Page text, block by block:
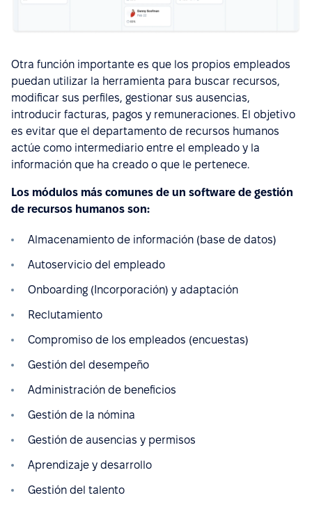
Otra función importante es que los propios empleados
puedan utilizar la herramienta para buscar recursos,
modificar sus perfiles, gestionar sus ausencias,
introducir facturas, pagos y remuneraciones. El objetivo
es evitar que el departamento de recursos humanos
actúe como intermediario entre el empleado y la
información que ha creado o que le pertenece.
Los módulos más comunes de un software de gestión
de recursos humanos son:
Almacenamiento de información (base de datos)
Autoservicio del empleado
Onboarding (Incorporación) y adaptación
Reclutamiento
Compromiso de los empleados (encuestas)
Gestión del desempeño
Administración de beneficios
Gestión de la nómina
Gestión de ausencias y permisos
Aprendizaje y desarrollo
Gestión del talento